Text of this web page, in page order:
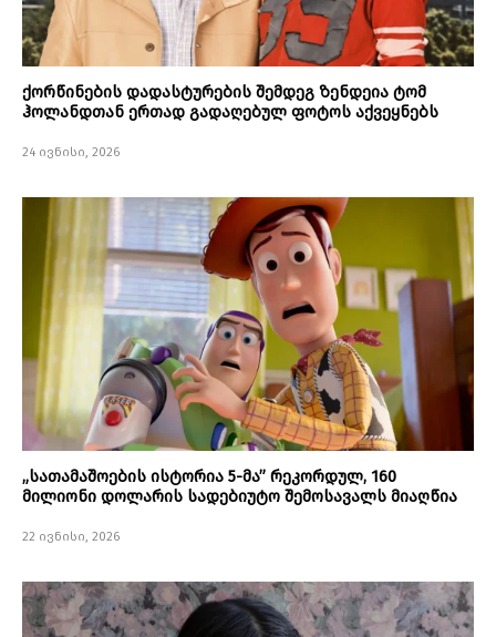
ქორწინების დადასტურების შემდეგ ზენდეია ტომ
ჰოლანდთან ერთად გადაღებულ ფოტოს აქვეყნებს
24 ივნისი, 2026
„სათამაშოების ისტორია 5-მა” რეკორდულ, 160
მილიონი დოლარის სადებიუტო შემოსავალს მიაღწია
22 ივნისი, 2026